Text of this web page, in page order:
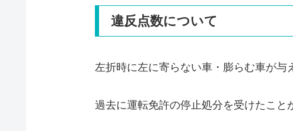
違反点数について
左折時に左に寄らない車・膨らむ車が与
過去に運転免許の停止処分を受けたこと